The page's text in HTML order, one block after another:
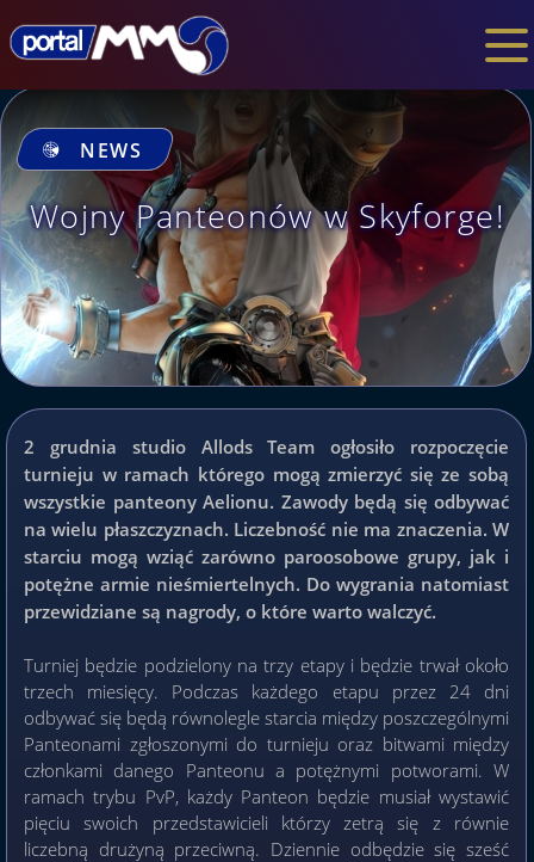
NEWS
Wojny Panteonów w Skyforge!
2 grudnia studio Allods Team ogłosiło rozpoczęcie
turnieju w ramach którego mogą zmierzyć się ze sobą
wszystkie panteony Aelionu. Zawody będą się odbywać
na wielu płaszczyznach. Liczebność nie ma znaczenia. W
starciu mogą wziąć zarówno paroosobowe grupy, jak i
potężne armie nieśmiertelnych. Do wygrania natomiast
przewidziane są nagrody, o które warto walczyć.
Turniej będzie podzielony na trzy etapy i będzie trwał około
trzech miesięcy. Podczas każdego etapu przez 24 dni
odbywać się będą równolegle starcia między poszczególnymi
Panteonami zgłoszonymi do turnieju oraz bitwami między
członkami danego Panteonu a potężnymi potworami. W
ramach trybu PvP, każdy Panteon będzie musiał wystawić
pięciu swoich przedstawicieli którzy zetrą się z równie
liczebną drużyną przeciwną. Dziennie odbędzie się sześć